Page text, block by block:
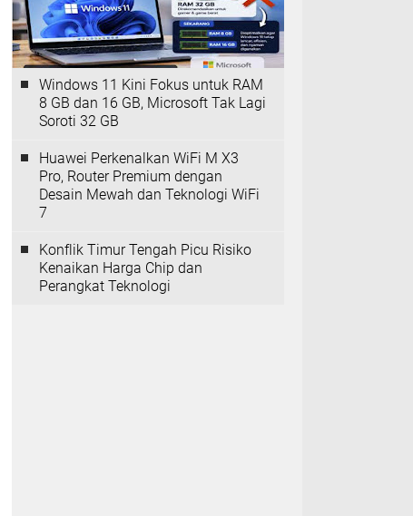
Windows 11 Kini Fokus untuk RAM
8 GB dan 16 GB, Microsoft Tak Lagi
Soroti 32 GB
Huawei Perkenalkan WiFi M X3
Pro, Router Premium dengan
Desain Mewah dan Teknologi WiFi
7
Konflik Timur Tengah Picu Risiko
Kenaikan Harga Chip dan
Perangkat Teknologi